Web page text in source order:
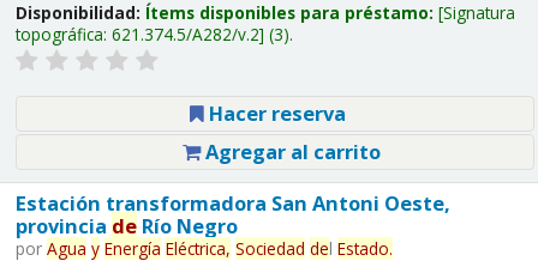
Disponibilidad: Ítems disponibles para préstamo: Signatura
topográfica: 621.374.5/A282/v.2 (3).
Hacer reserva
Agregar al carrito
Estación transformadora San Antoni Oeste,
provincia deRío Negro
por Agua y Energía Eléctrica, Sociedad del Estado.